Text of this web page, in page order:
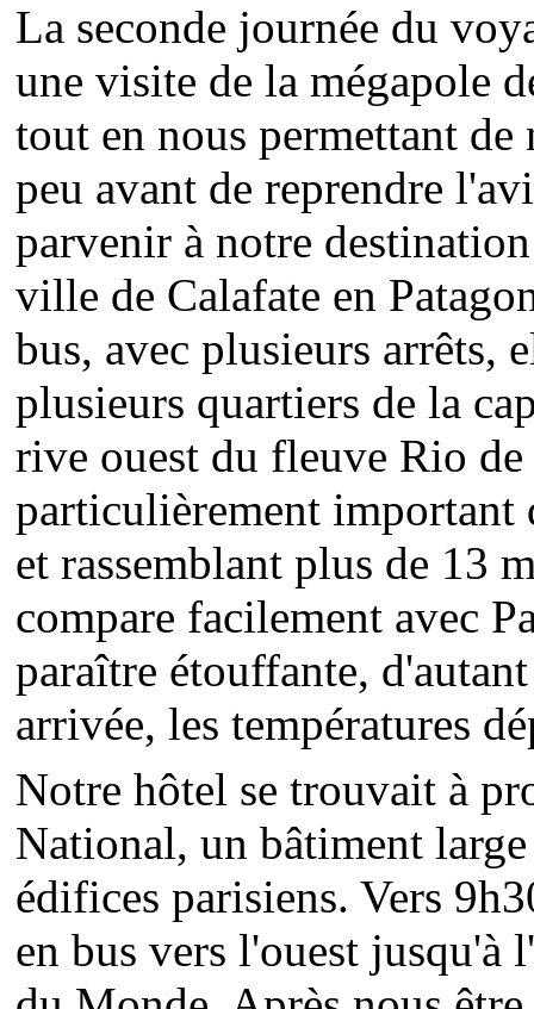
La seconde journée du
une visite de la mégapole
tout en nous permettant de
peu avant de reprendre
parvenir à notre
ville de Calafate en
bus, avec plusieurs arrêts,
plusieurs quartiers de la
rive ouest du fleuve Rio
particulièrement important
et rassemblant plus de 13
compare facilement avec
paraître étouffante,
arrivée, les températures
Notre hôtel se trouvait à
National, un bâtiment
édifices parisiens. Vers
en bus vers l'ouest